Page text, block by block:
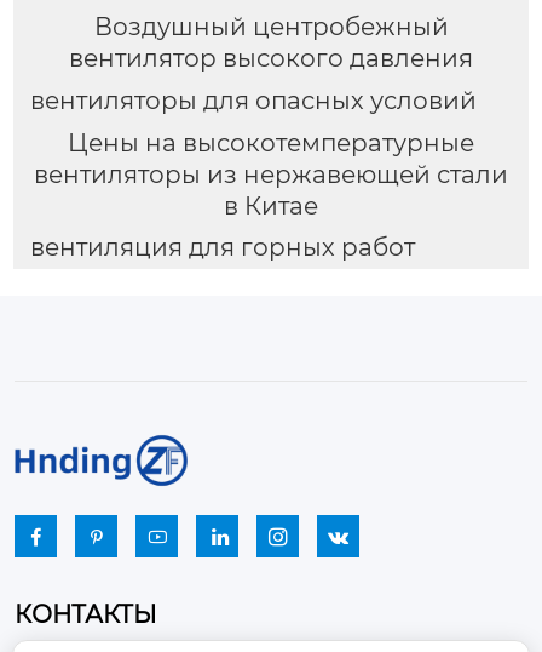
Воздушный центробежный
вентилятор высокого давления
вентиляторы для опасных условий
Цены на высокотемпературные
вентиляторы из нержавеющей стали
в Китае
вентиляция для горных работ
     
КОНТАКТЫ